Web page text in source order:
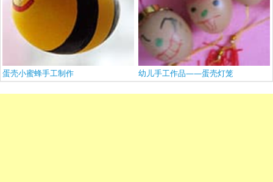
蛋壳小蜜蜂手工制作 幼儿手工作品——蛋壳灯笼